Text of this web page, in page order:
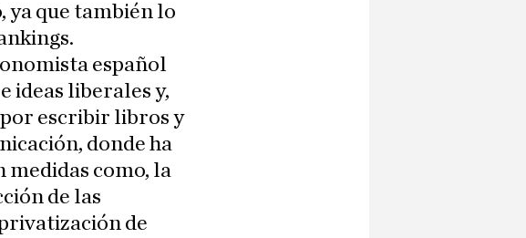
ya que también lo
español
ideas liberales y,
por escribir libros y
donde ha
como, la
de las
de